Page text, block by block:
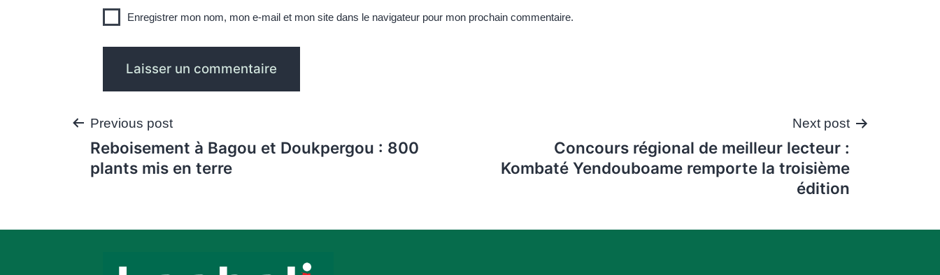
Enregistrer mon nom, mon e-mail et mon site dans le navigateur pour mon prochain commentaire.
Navigation
de
Previous post
Reboisement à Bagou et Doukpergou : 800
plants mis en terre
Next post
Concours régional de meilleur lecteur :
Kombaté Yendouboame remporte la troisième
édition